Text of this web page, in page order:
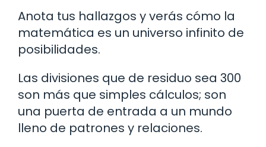
Anota tus hallazgos y verás cómo la
matemática es un universo infinito de
posibilidades.
Las divisiones que de residuo sea 300
son más que simples cálculos; son
una puerta de entrada a un mundo
lleno de patrones y relaciones.